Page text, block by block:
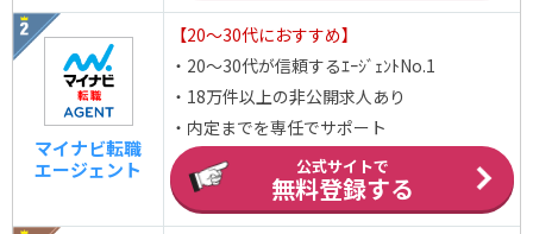
マイナビ転職
エージェント
【20～30代におすすめ】
・20～30代が信頼するｴｰｼﾞｪﾝﾄNo.1
・18万件以上の非公開求人あり
・内定までを専任でサポート
公式サイトで
無料登録する